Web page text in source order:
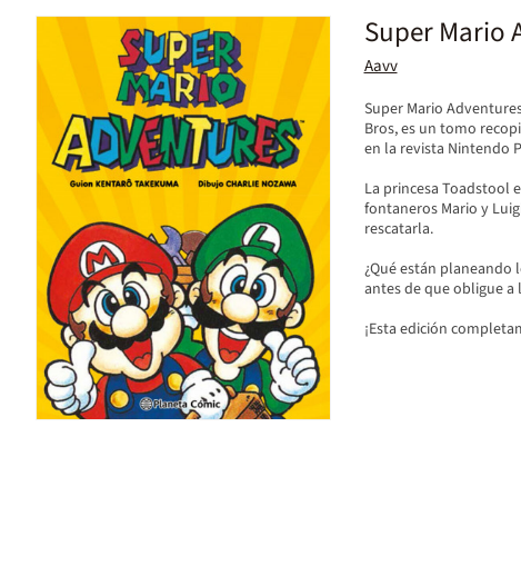
Super Mario
Aavv
Super Mario
Bros, es un tomo
en la revista Nintendo
La princesa Toadstool
fontaneros Mario y
rescatarla.
¿Qué están planeando
antes de que obligue a
¡Esta edición